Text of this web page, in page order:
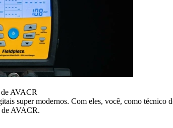
AVACR
super modernos. Com eles, você, como
de AVACR.